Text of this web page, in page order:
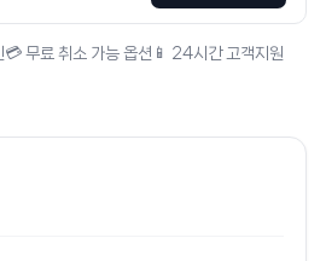
💳 무료 취소 가능 옵션 📱 24시간 고객지원